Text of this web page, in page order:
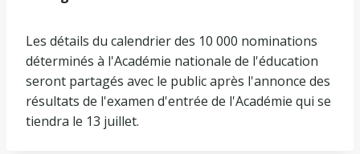
Les détails du calendrier des 10 000 nominations
déterminés à l'Académie nationale de l'éducation
seront partagés avec le public après l'annonce des
résultats de l'examen d'entrée de l'Académie qui se
tiendra le 13 juillet.